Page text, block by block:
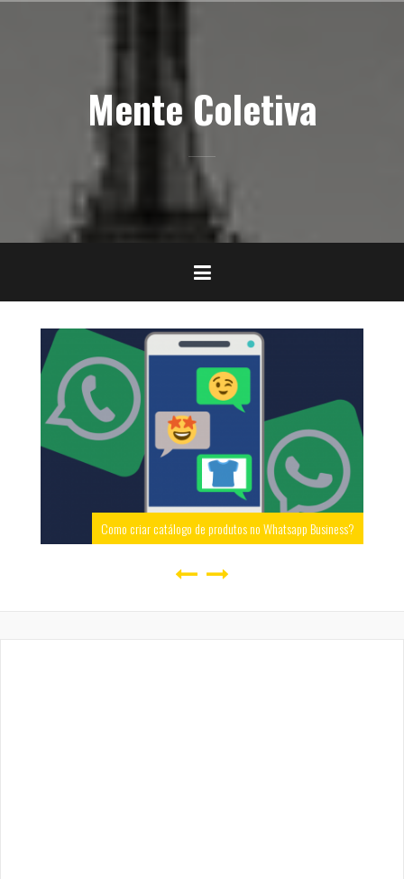
Mente Coletiva
Como criar catálogo de produtos no Whatsapp Business?